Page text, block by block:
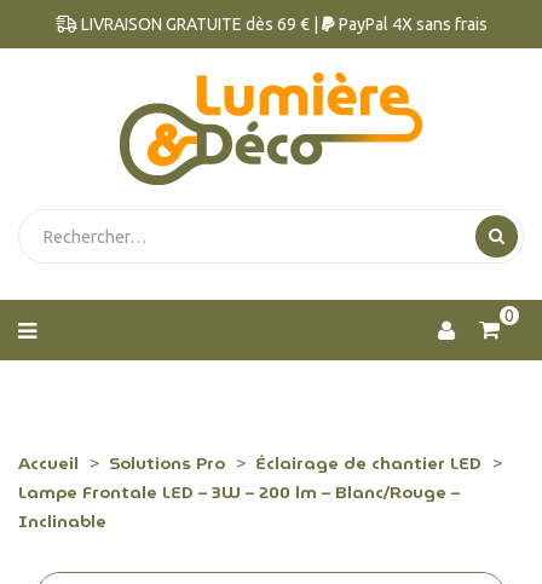
LIVRAISON GRATUITE dès 69 € | PayPal 4X sans frais
0
Accueil Solutions Pro
Éclairage de chantier LED
Lampe Frontale LED – 3W – 200 lm – Blanc/Rouge –
Inclinable